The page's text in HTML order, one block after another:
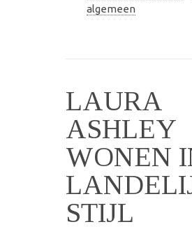
algemeen
LAURA
ASHLEY
WONEN
STIJL